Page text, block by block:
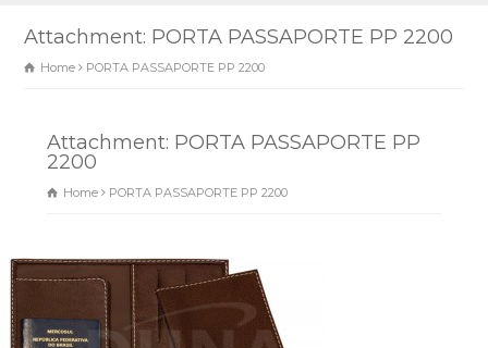
Attachment: PORTA PASSAPORTE PP 2200
Home PORTA PASSAPORTE PP 2200
Attachment: PORTA PASSAPORTE PP
2200
Home PORTA PASSAPORTE PP 2200